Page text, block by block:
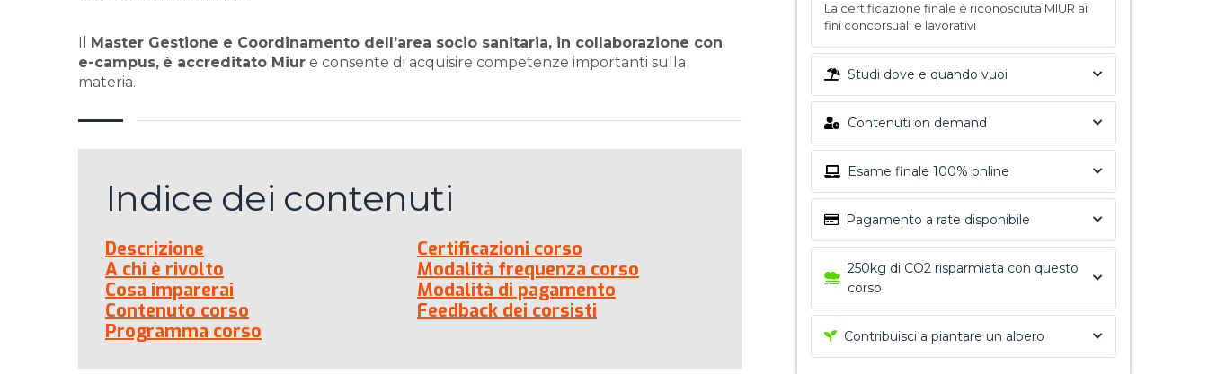
Il Master Gestione e Coordinamento dell’area socio sanitaria, in collaborazione con
e-campus, è accreditato Miur e consente di acquisire competenze importanti sulla
materia.
Indice dei contenuti
Descrizione
A chi è rivolto
Cosa imparerai
Contenuto corso
Programma corso
Certificazioni corso
Modalità frequenza corso
Modalità di pagamento
Feedback dei corsisti
La certificazione finale è riconosciuta MIUR ai
fini concorsuali e lavorativi
Studi dove e quando vuoi
Contenuti on demand
Esame finale 100% online
Pagamento a rate disponibile
250kg di CO2 risparmiata con questo
corso
Contribuisci a piantare un albero